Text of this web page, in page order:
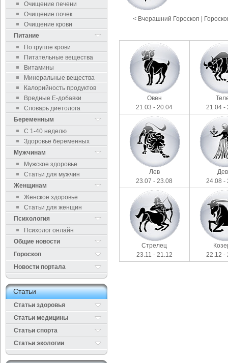
Очищение печени
Очищение почек
Очищение крови
Питание
По группе крови
Питательные вещества
Витамины
Минеральные вещества
Калорийность продуктов
Вредные Е-добавки
Словарь диетолога
Беременным
С 1-40 неделю
Здоровье беременных
Мужчинам
Мужское здоровье
Статьи для мужчин
Женщинам
Женское здоровье
Статьи для женщин
Психология
Психолог онлайн
Общие новости
Гороскоп
Новости портала
Cтатьи
Статьи здоровья
Cтатьи медицины
Статьи спорта
Статьи экологии
< Вчерашний Гороскоп
Овен
21.03 - 20.04
21.04 -
Лев
23.07 - 23.08
24.08 -
Стрелец
23.11 - 21.12
22.12 -